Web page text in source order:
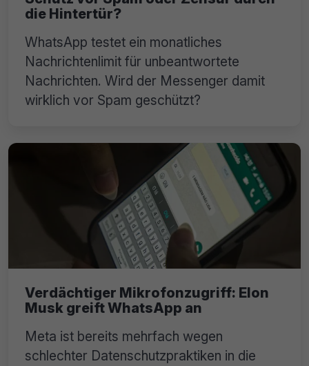
die Hintertür?
WhatsApp testet ein monatliches
Nachrichtenlimit für unbeantwortete
Nachrichten. Wird der Messenger damit
wirklich vor Spam geschützt?
Verdächtiger Mikrofonzugriff: Elon
Musk greift WhatsApp an
Meta ist bereits mehrfach wegen
schlechter Datenschutzpraktiken in die